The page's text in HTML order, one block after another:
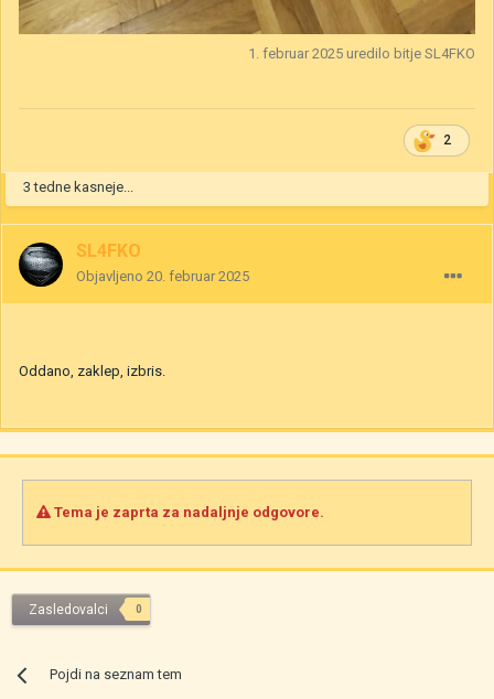
1. februar 2025 uredilo bitje SL4FKO
2
3 tedne kasneje...
SL4FKO
Objavljeno 20. februar 2025
Oddano, zaklep, izbris.
Tema je zaprta za nadaljnje odgovore.
Zasledovalci 0
Pojdi na seznam tem